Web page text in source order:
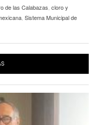
de las Calabazas cloro y
Sistema Municipal de